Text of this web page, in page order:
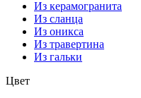
Из керамогранита
Из сланца
Из оникса
Из травертина
Из гальки
Цвет